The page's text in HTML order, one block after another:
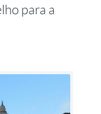
para a